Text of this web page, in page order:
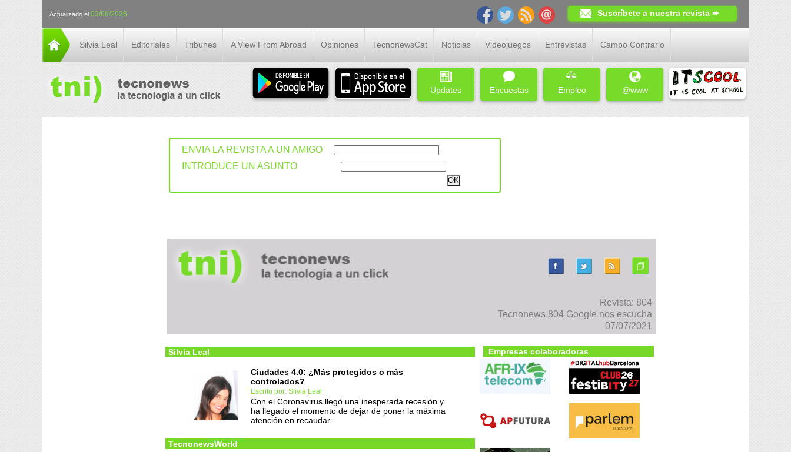
Actualizado el 03/08/2026 Suscríbete a nuestra revista ➨
Silvia Leal Editoriales Tribunes A View From Abroad Opiniones TecnonewsCat Noticias Videojuegos Entrevistas Campo Contrario
Updates Encuestas Empleo @www
ENVIA LA REVISTA A UN AMIGO
INTRODUCE UN ASUNTO
Revista: 804
Tecnonews 804 Google nos escucha
07/07/2021
Silvia Leal
Ciudades 4.0: ¿Más protegidos o más
controlados?
Escrito por: Slivia Leal
Con el Coronavirus llegó una inesperada recesión y
ha llegado el momento de dejar de poner la máxima
atención en recaudar.
TecnonewsWorld
Empresas colaboradoras